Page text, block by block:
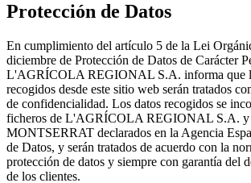
Protección de Datos
En cumplimiento del artículo 5 de la Lei
diciembre de Protección de Datos de Carácter
L'AGRÍCOLA REGIONAL S.A. informa que
recogidos desde este sitio web serán tratados
de confidencialidad. Los datos recogidos se
ficheros de L'AGRÍCOLA REGIONAL S.A.
MONTSERRAT declarados en la Agencia
de Datos, y serán tratados de acuerdo con la
protección de datos y siempre con garantía del
de los clientes.